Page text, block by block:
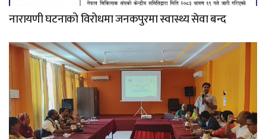
नारायणी घटनाको विरोधमा जनकपुरमा स्वास्थ्य सेवा बन्द